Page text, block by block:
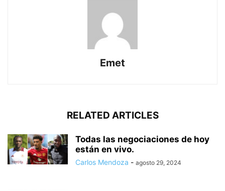
Emet
RELATED ARTICLES
Todas las negociaciones de hoy
están en vivo.
Carlos Mendoza - agosto 29, 2024